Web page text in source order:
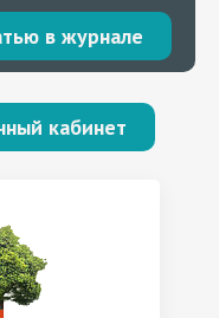
в журнале
кабинет